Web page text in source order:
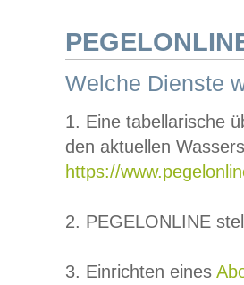
Welche Dienste
1. Eine tabellarische
den aktuellen
https://
2. PEGELONLINE
3. Einrichten eines